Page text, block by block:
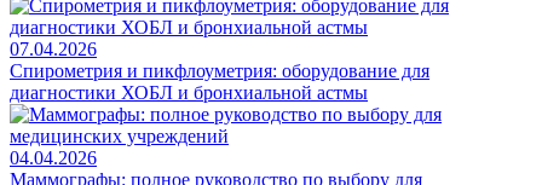
07.04.2026
Спирометрия и пикфлоуметрия: оборудование для
диагностики ХОБЛ и бронхиальной астмы
04.04.2026
Маммографы: полное руководство по выбору для